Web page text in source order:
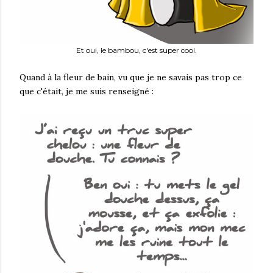
Et oui, le bambou, c'est super cool.
Quand à la fleur de bain, vu que je ne savais pas trop ce
que c'était, je me suis renseigné :